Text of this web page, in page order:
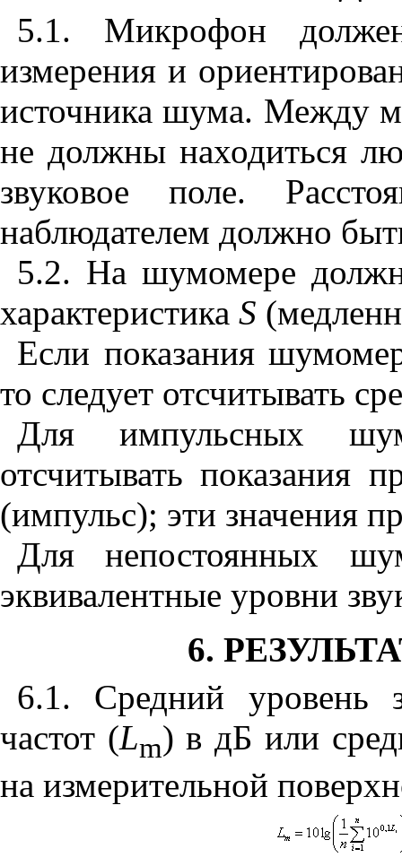
5.1. Микрофон
измерения и
источника шума. Между
не должны находиться
звуковое поле.
наблюдателем должно
5.2. На шумомере
характеристика S
Если показания
то следует отсчитывать
Для импульсных
отсчитывать показания
(импульс); эти значения
Для непостоянных
эквивалентные уровни
6.
6.1. Средний уровень
частот (Lm) в дБ или
на измерительной